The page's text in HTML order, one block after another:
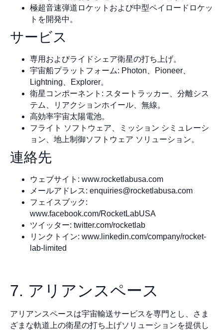
極超音速弾道ロケットおよび中型ペイロードロケッ
トを開発中。
サービス
専用およびライドシェア衛星の打ち上げ。
宇宙船プラットフォーム: Photon、Pioneer、
Lightning、Explorer。
衛星コンポーネント: スタートラッカー、分離シス
テム、リアクションホイール、無線。
高効率宇宙太陽電池。
フライト ソフトウェア、ミッション シミュレーシ
ョン、地上制御ソフトウェア ソリューション。
連絡先
ウェブサイト: www.rocketlabusa.com
メールアドレス: enquiries@rocketlabusa.com
フェイスブック:
www.facebook.com/RocketLabUSA
ツイッター: twitter.com/rocketlab
リンクトイン: www.linkedin.com/company/rocket-
lab-limited
7. アリアンスペース
アリアンスペースは宇宙輸送サービスを専門とし、さま
ざまな軌道上の衛星の打ち上げソリューションを提供し